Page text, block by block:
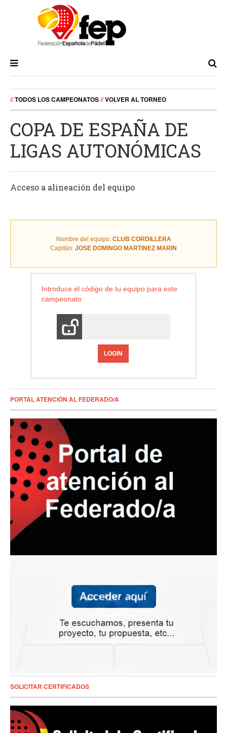
//TODOS LOS CAMPEONATOS//VOLVER AL TORNEO
COPA DE ESPAÑA DE
LIGAS AUTONÓMICAS
Acceso a alineación del equipo
Nombre del equipo: CLUB CORDILLERA
Capitán: JOSE DOMINGO MARTINEZ MARIN
Introduce el código de tu equipo para este
campeonato
LOGIN
PORTAL ATENCIÓN AL FEDERADO/A
SOLICITAR CERTIFICADOS